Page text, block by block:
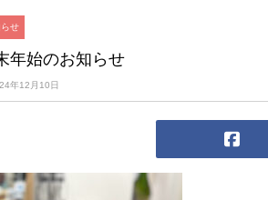
せ
年始のお知らせ
年12月10日